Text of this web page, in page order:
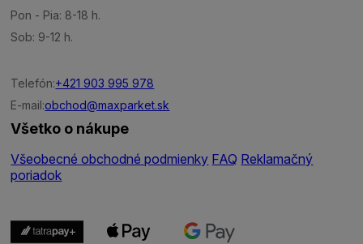
Pon - Pia: 8-18 h.
Sob: 9-12 h.
Telefón:+421 903 995 978
E-mail:obchod@maxparket.sk
Všetko o nákupe
Všeobecné obchodné podmienky FAQ Reklamačný
poriadok